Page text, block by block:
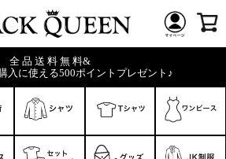
全 品 送 料 無 料&
入に使える500ポイントプレゼント♪